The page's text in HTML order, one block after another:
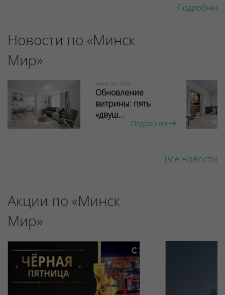
Подробнее
Новости по «Минск
Мир»
Июнь 26, 2026
Обновление
витрины: пять
«двуш...
Подробнее
Все новости
Акции по «Минск
Мир»